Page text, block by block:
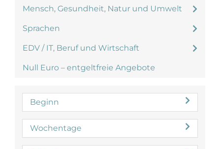
Mensch, Gesundheit, Natur und Umwelt
Sprachen
EDV / IT, Beruf und Wirtschaft
Null Euro – entgeltfreie Angebote
Beginn
Wochentage